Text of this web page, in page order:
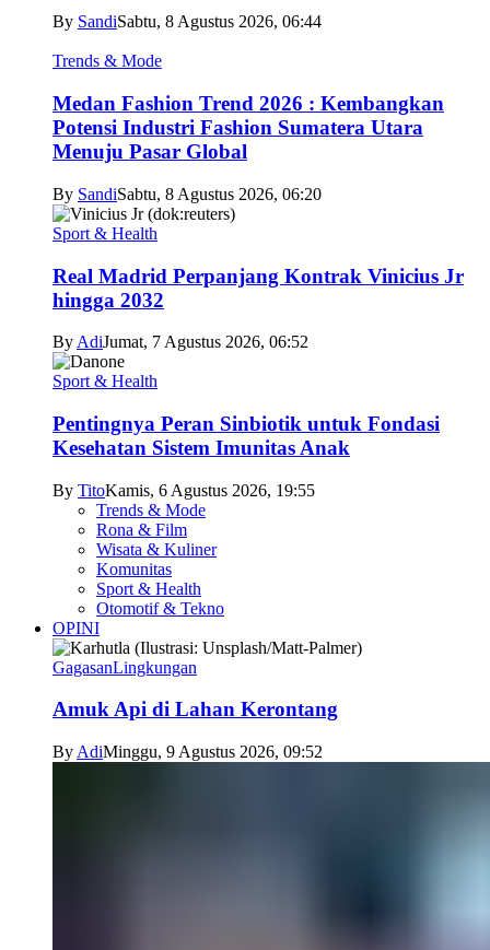
By SandiSabtu, 8 Agustus 2026, 06:44
Trends & Mode
Medan Fashion Trend 2026 : Kembangkan
Potensi Industri Fashion Sumatera Utara
Menuju Pasar Global
By SandiSabtu, 8 Agustus 2026, 06:20
Sport & Health
Real Madrid Perpanjang Kontrak Vinicius Jr
hingga 2032
By AdiJumat, 7 Agustus 2026, 06:52
Sport & Health
Pentingnya Peran Sinbiotik untuk Fondasi
Kesehatan Sistem Imunitas Anak
By TitoKamis, 6 Agustus 2026, 19:55
Trends & Mode
Rona & Film
Wisata & Kuliner
Komunitas
Sport & Health
Otomotif & Tekno
OPINI
GagasanLingkungan
Amuk Api di Lahan Kerontang
By AdiMinggu, 9 Agustus 2026, 09:52